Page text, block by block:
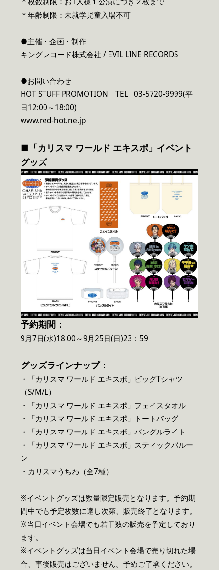
＊年齢制限：未就学児童入場不可
●主催・企画・制作
キングレコード株式会社 / EVIL LINE RECORDS
●お問い合わせ
HOT STUFF PROMOTION TEL : 03-5720-9999(平
日12:00～18:00)
www.red-hot.ne.jp
■「カリスマ ワールド エキスポ」イベント
グッズ
予約期間：
9月7日(水)18:00～9月25日(日)23：59
グッズラインナップ：
・「カリスマ ワールド エキスポ」ビッグTシャツ
（S/M/L）
・「カリスマ ワールド エキスポ」フェイスタオル
・「カリスマ ワールド エキスポ」トートバッグ
・「カリスマ ワールド エキスポ」バングルライト
・「カリスマ ワールド エキスポ」スティックバルー
ン
・カリスマうちわ（全7種）
※イベントグッズは数量限定販売となります。予約期
間中でも予定枚数に達し次第、販売終了となります。
※当日イベント会場でも若干数の販売を予定しており
ます。
※イベントグッズは当日イベント会場で売り切れた場
合、事後販売はございません。予めご了承ください。